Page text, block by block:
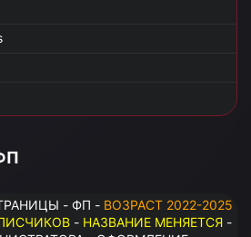
- ФП - ВОЗРАСТ 2022-2025
- НАЗВАНИЕ МЕНЯЕТСЯ -